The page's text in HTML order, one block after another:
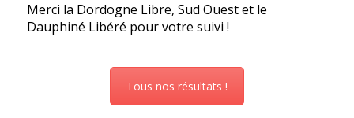
Merci la Dordogne Libre, Sud Ouest et le
Dauphiné Libéré pour votre suivi !
Tous nos résultats !